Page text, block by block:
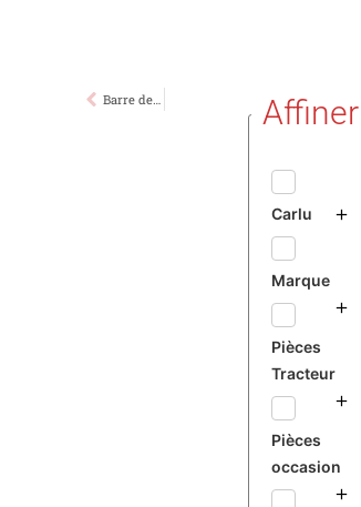
Barre de Direction MF 37 Affiner
Carlu
Marque
Pièces
Tracteur
Pièces
occasion